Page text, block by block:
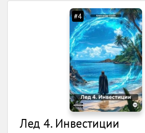
#4
Лед 4. Инвестиции